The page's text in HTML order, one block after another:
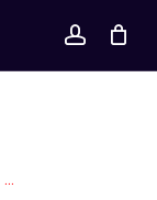
account
Close
...
Close